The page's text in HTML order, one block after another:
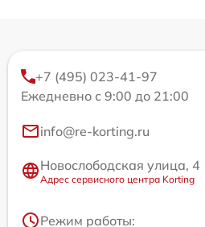
+7 (495) 023-41-97
Ежедневно с 9:00 до 21:00
info@re-korting.ru
Новослободская улица, 4
Адрес сервисного центра Korting
Режим работы: